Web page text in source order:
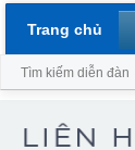
Trang chủ
Tìm kiếm diễn đàn